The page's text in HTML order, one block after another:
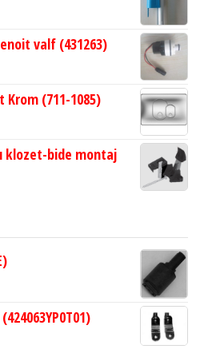
valf (431263)
(711-1085)
klozet-bide montaj